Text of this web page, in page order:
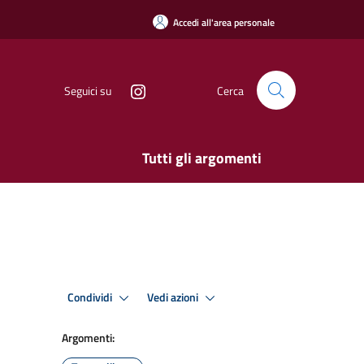
Accedi all'area personale
Seguici su Cerca
Tutti gli argomenti
Condividi Vedi azioni
Argomenti: